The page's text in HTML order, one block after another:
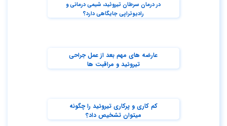
در درمان سرطان تیروئید، شیمی درمانی و
رادیوتراپی جایگاهی دارد؟
عارضه های مهم بعد از عمل جراحی
تیروئید و مراقبت ها
کم کاری و پرکاری تیروئید را چگونه
میتوان تشخیص داد؟